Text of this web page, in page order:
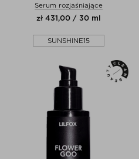
Serum rozjaśniające
zł 431,00 / 30 ml
SUNSHINE15